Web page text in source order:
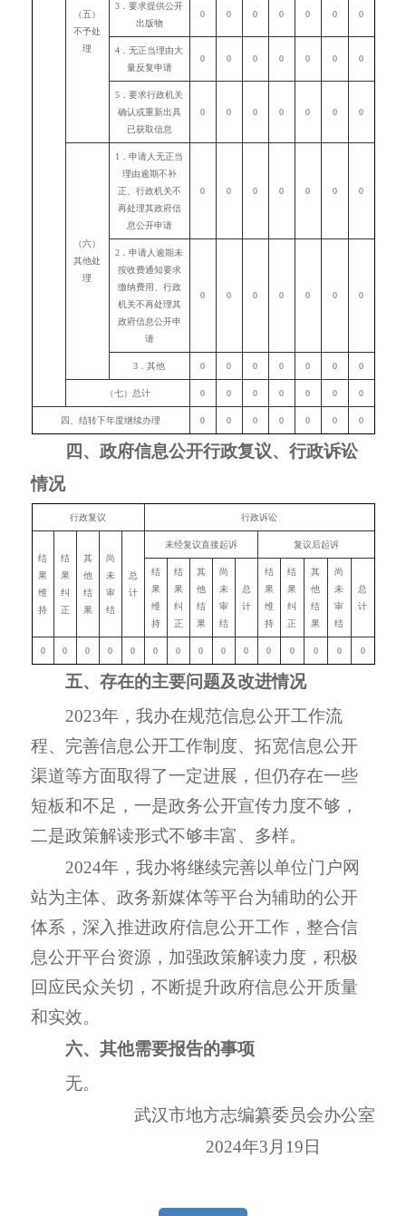
（五）
不予处
理
3．要求提供公开
出版物
0 0 0 0 0 0 0
4．无正当理由大
量反复申请
0 0 0 0 0 0 0
5．要求行政机关
确认或重新出具
已获取信息
0 0 0 0 0 0 0
（六）
其他处
理
1．申请人无正当
理由逾期不补
正、行政机关不
再处理其政府信
息公开申请
0 0 0 0 0 0 0
2．申请人逾期未
按收费通知要求
缴纳费用、行政
机关不再处理其
政府信息公开申
请
0 0 0 0 0 0 0
3．其他 0 0 0 0 0 0 0
（七）总计 0 0 0 0 0 0 0
四、结转下年度继续办理 0 0 0 0 0 0 0
四、政府信息公开行政复议、行政诉讼
情况
行政复议 行政诉讼
结
果
维
持
结
果
纠
正
其
他
结
果
尚
未
审
结
总
计
未经复议直接起诉 复议后起诉
结
果
维
持
结
果
纠
正
其
他
结
果
尚
未
审
结
总
计
结
果
维
持
结
果
纠
正
其
他
结
果
尚
未
审
结
总
计
0 0 0 0 0 0 0 0 0 0 0 0 0 0 0
五、存在的主要问题及改进情况
2023年，我办在规范信息公开工作流
程、完善信息公开工作制度、拓宽信息公开
渠道等方面取得了一定进展，但仍存在一些
短板和不足，一是政务公开宣传力度不够，
二是政策解读形式不够丰富、多样。
2024年，我办将继续完善以单位门户网
站为主体、政务新媒体等平台为辅助的公开
体系，深入推进政府信息公开工作，整合信
息公开平台资源， 加强政策解读力度，积极
回应民众关切，不断提升政府信息公开质量
和实效。
六、其他需要报告的事项
无。
武汉市地方志编纂委员会办公室
2024年3 月 19 日